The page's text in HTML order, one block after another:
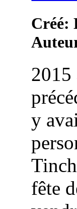
Créé:
2015
y
fête